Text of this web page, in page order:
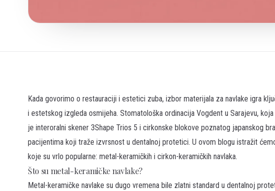
Kada govorimo o restauraciji i estetici zuba, izbor materijala za navlake igra
i estetskog izgleda osmijeha. Stomatološka ordinacija Vogdent u Sarajevu,
je interoralni skener 3Shape Trios 5 i cirkonske blokove poznatog japanskog
pacijentima koji traže izvrsnost u dentalnoj protetici. U ovom blogu istražit
koje su vrlo popularne: metal-keramičkih i cirkon-keramičkih navlaka.
Što su metal-keramičke navlake?
Metal-keramičke navlake su dugo vremena bile zlatni standard u dentalnoj